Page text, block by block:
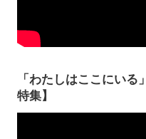
「わたしはここにい
特集】